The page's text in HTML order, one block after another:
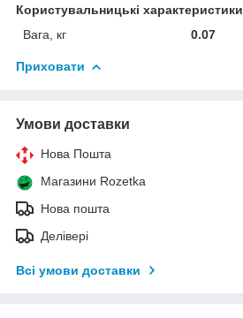
Користувальницькі характеристики
Вага, кг
0.07
Приховати
Умови доставки
Нова Пошта
Магазини Rozetka
Нова пошта
Делівері
Всі умови доставки